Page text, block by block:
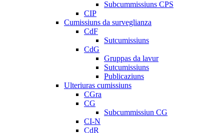
Subcummissiuns CPS
CIP
Cumissiuns da surveglianza
CdF
Sutcumissiuns
CdG
Gruppas da lavur
Sutcumissiuns
Publicaziuns
Ulteriuras cumissiuns
CGra
CG
Subcummissiun CG
CI-N
CdR